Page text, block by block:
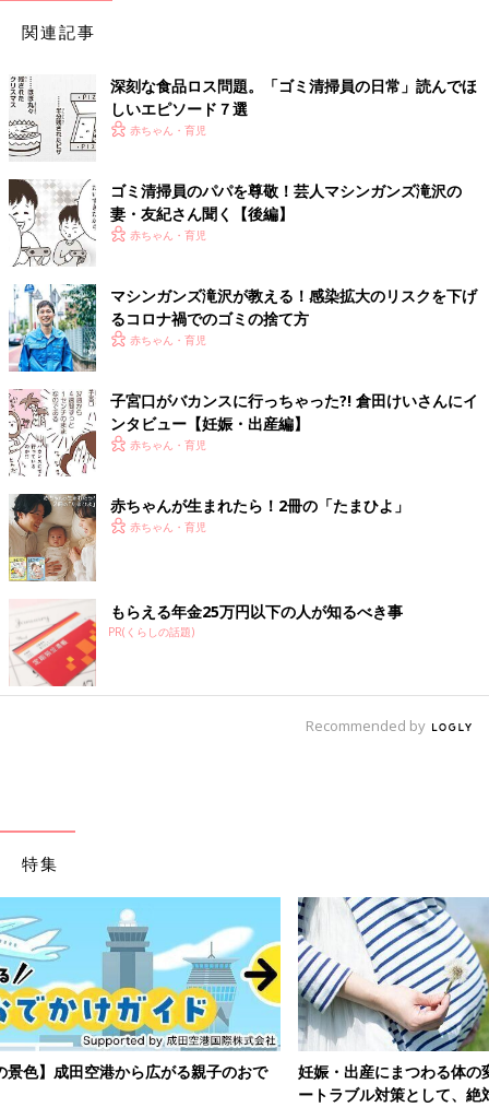
関連記事
深刻な食品ロス問題。「ゴミ清掃員の日常」読んでほ
しいエピソード７選
赤ちゃん・育児
ゴミ清掃員のパパを尊敬！芸人マシンガンズ滝沢の
妻・友紀さん聞く【後編】
赤ちゃん・育児
マシンガンズ滝沢が教える！感染拡大のリスクを下げ
るコロナ禍でのゴミの捨て方
赤ちゃん・育児
子宮口がバカンスに行っちゃった?! 倉田けいさんにイ
ンタビュー【妊娠・出産編】
赤ちゃん・育児
赤ちゃんが生まれたら！2冊の「たまひよ」
赤ちゃん・育児
もらえる年金25万円以下の人が知るべき事
PR(くらしの話題)
Recommended by
特集
妊娠・出産にまつわる体の変化は多岐にわたります。そんなマイナ
ートラブル対策として、絶対教えたい！保存版アイテムを紹介しま